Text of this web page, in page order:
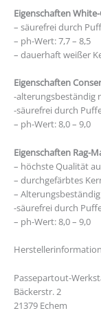
Eigenschaften
– säurefrei durch
– ph-Wert: 7,7 – 8,5
– dauerhaft weißer
Eigenschaften
-alterungsbeständig
-säurefrei durch
– ph-Wert: 8,0 – 9,0
Eigenschaften Rag-
– höchste Qualität
– durchgefärbtes
–
-säurefrei durch
– ph-Wert: 8,0 – 9,0
Passepartout-
Bäckerstr. 2
21379 Echem